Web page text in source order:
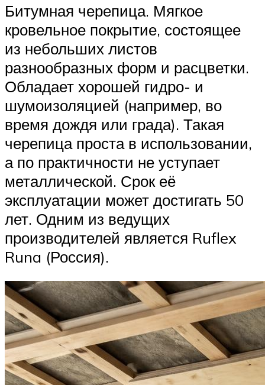
Битумная черепица. Мягкое
кровельное покрытие, состоящее
из небольших листов
разнообразных форм и расцветки.
Обладает хорошей гидро- и
шумоизоляцией (например, во
время дождя или града). Такая
черепица проста в использовании,
а по практичности не уступает
металлической. Срок её
эксплуатации может достигать 50
лет. Одним из ведущих
производителей является Ruflex
Runa (Россия).